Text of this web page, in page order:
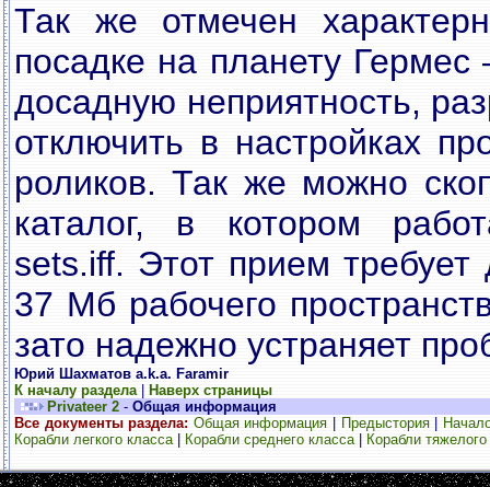
Так же отмечен
посадке на планету
досадную неприятность,
отключить в настройках
роликов. Так же можно
каталог, в котором
sets.iff. Этот прием требует
37 Мб рабочего
зато надежно устраняет
Юрий Шахматов a.k.a. Faramir
К началу раздела|
Наверх страницы
Privateer 2 - Общая информация
Все документы раздела: Общая информация Предыстория|
Корабли легкого класса| Корабли среднего класса| Корабли